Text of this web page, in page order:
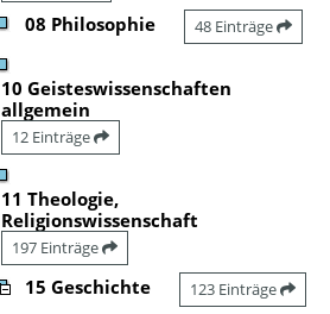
08 Philosophie 48 Einträge
10 Geisteswissenschaften
allgemein
12 Einträge
11 Theologie,
Religionswissenschaft
197 Einträge
15 Geschichte 123 Einträge